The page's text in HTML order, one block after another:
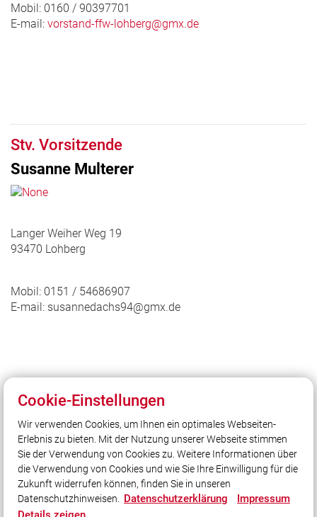
Mobil: 0160 / 90397701
E-mail: vorstand-ffw-lohberg@gmx.de
Stv. Vorsitzende
Susanne Multerer
Langer Weiher Weg 19
93470 Lohberg
Mobil: 0151 / 54686907
E-mail: susannedachs94@gmx.de
Unser Leitsatz
Gott zur Ehr, dem nächsten zur Wehr
Unsere Freizeit für Ihre Sicherheit
Cookie-Einstellungen
Wir verwenden Cookies, um Ihnen ein optimales Webseiten-
Erlebnis zu bieten. Mit der Nutzung unserer Webseite stimmen
Sie der Verwendung von Cookies zu. Weitere Informationen über
die Verwendung von Cookies und wie Sie Ihre Einwilligung für die
Zukunft widerrufen können, finden Sie in unseren
Datenschutzhinweisen. Datenschutzerklärung
Impressum